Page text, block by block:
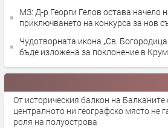
МЗ: Д-р Георги Гелов остава
приключването на конкурса за нов
Чудотворната икона „Св.
бъде изложена за поклонение в
От историческия балкон на
централното ни географско място не
роля на полуострова